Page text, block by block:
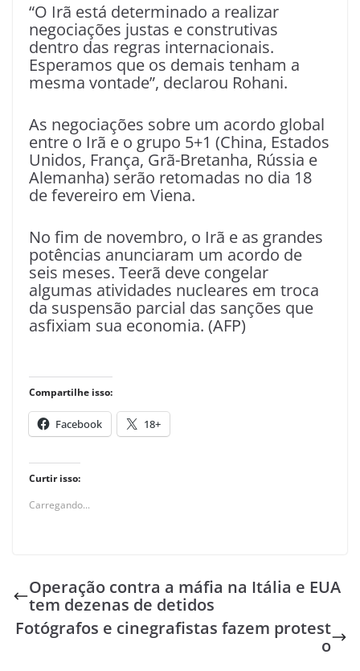
“O Irã está determinado a realizar
negociações justas e construtivas
dentro das regras internacionais.
Esperamos que os demais tenham a
mesma vontade”, declarou Rohani.
As negociações sobre um acordo global
entre o Irã e o grupo 5+1 (China, Estados
Unidos, França, Grã-Bretanha, Rússia e
Alemanha) serão retomadas no dia 18
de fevereiro em Viena.
No fim de novembro, o Irã e as grandes
potências anunciaram um acordo de
seis meses. Teerã deve congelar
algumas atividades nucleares em troca
da suspensão parcial das sanções que
asfixiam sua economia. (AFP)
Compartilhe isso:
Facebook 18+
Curtir isso:
Carregando...
Operação contra a máfia na Itália e EUA
tem dezenas de detidos
Fotógrafos e cinegrafistas fazem protest
o